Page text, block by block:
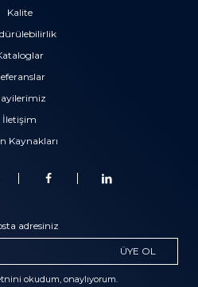
Kalite
İletişim
Kaynakları
adresiniz
ÜYE OL
okudum, onaylıyorum.